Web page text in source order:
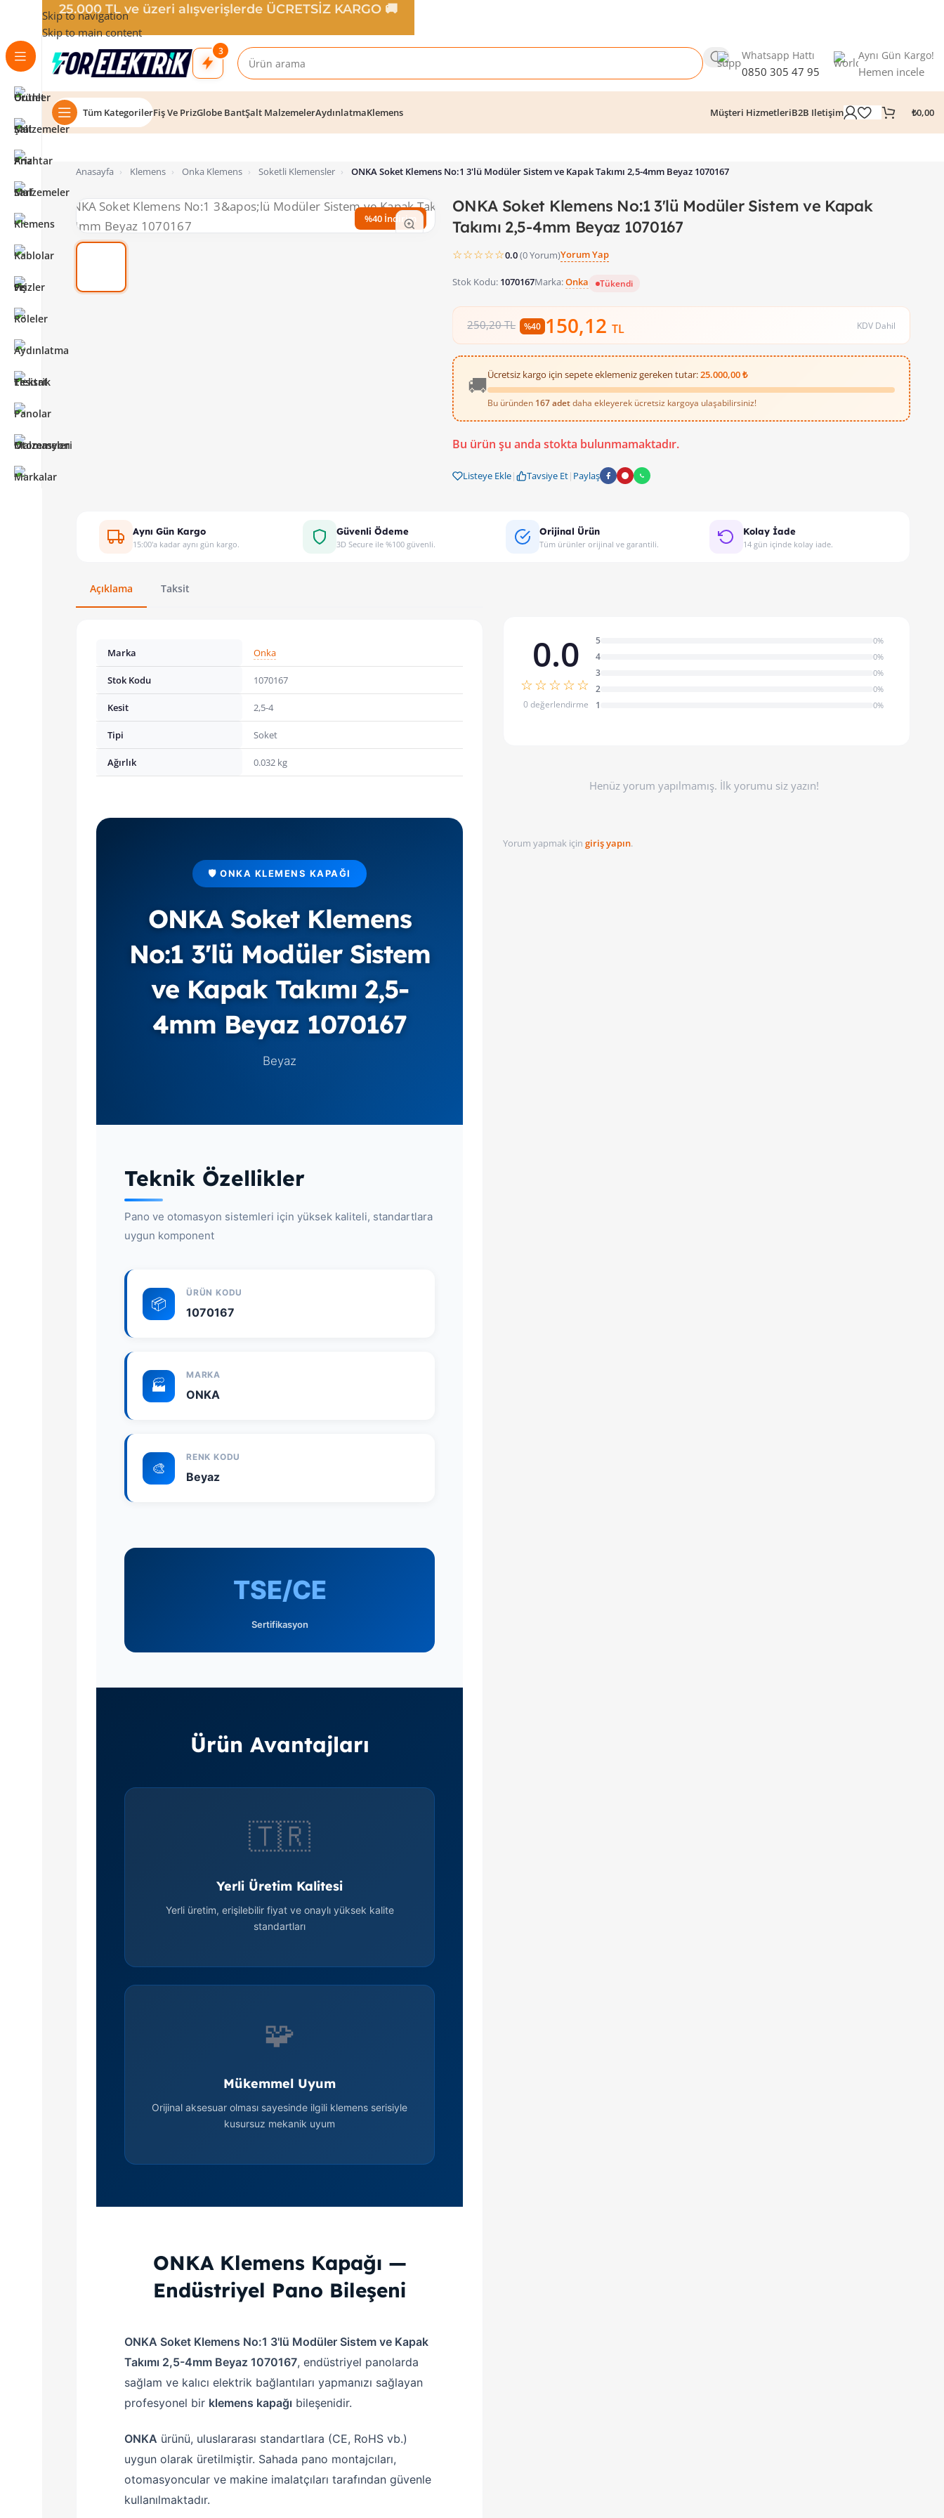
Skip to navigation
Skip to main content
3 Whatsapp Hattı
0850 305 47 95
Aynı Gün Kargo!
Hemen incele
Tüm KategorilerFiş Ve PrizGlobe BantŞalt MalzemelerAydınlatmaKlemens Müşteri HizmetleriB2B Iletişim ₺0,00
Anasayfa › Klemens › Onka Klemens › Soketli Klemensler › ONKA Soket Klemens No:1 3'lü Modüler Sistem ve Kapak Takımı 2,5-4mm Beyaz 1070167
%40 İndirim
ONKA Soket Klemens No:1 3'lü Modüler Sistem ve Kapak
Takımı 2,5-4mm Beyaz 1070167
☆☆☆☆☆0.0(0 Yorum)Yorum Yap
Stok Kodu: 1070167Marka:Onka Tükendi
250,20 TL %40 150,12TL KDV Dahil
🚚Ücretsiz kargo için sepete eklemeniz gereken tutar:25.000,00 ₺
Bu üründen 167 adetdaha ekleyerek ücretsiz kargoya ulaşabilirsiniz!
Onka Modüler Sistem Soket Klemens ve Soket Takımı 1070167 , elektrik bağlantılarınızı daha düzenli
Bu ürün şu anda stokta bulunmamaktadır.
Listeye Ekle| Tavsiye Et| Paylaş
Aynı Gün Kargo
15:00'a kadar aynı gün kargo.
Güvenli Ödeme
3D Secure ile %100 güvenli.
Orijinal Ürün
Tüm ürünler orijinal ve garantili.
Kolay İade
14 gün içinde kolay iade.
Açıklama Taksit
Marka Onka
Stok Kodu 1070167
Kesit 2,5-4
Tipi Soket
Ağırlık 0.032 kg
🛡️ ONKA KLEMENS KAPAĞI
ONKA Soket Klemens
No:1 3'lü Modüler Sistem
ve Kapak Takımı 2,5-
4mm Beyaz 1070167
Beyaz
Teknik Özellikler
Pano ve otomasyon sistemleri için yüksek kaliteli, standartlara
uygun komponent
📦
ÜRÜN KODU
1070167
🏭
MARKA
ONKA
🎨
RENK KODU
Beyaz
TSE/CE
Sertifikasyon
Ürün Avantajları
🇹🇷
Yerli Üretim Kalitesi
Yerli üretim, erişilebilir fiyat ve onaylı yüksek kalite
standartları
🧩
Mükemmel Uyum
Orijinal aksesuar olması sayesinde ilgili klemens serisiyle
kusursuz mekanik uyum
ONKA Klemens Kapağı —
Endüstriyel Pano Bileşeni
ONKA Soket Klemens No:1 3'lü Modüler Sistem ve Kapak
Takımı 2,5-4mm Beyaz 1070167, endüstriyel panolarda
sağlam ve kalıcı elektrik bağlantıları yapmanızı sağlayan
profesyonel bir klemens kapağı bileşenidir.
ONKA ürünü, uluslararası standartlara (CE, RoHS vb.)
uygun olarak üretilmiştir. Sahada pano montajcıları,
otomasyoncular ve makine imalatçıları tarafından güvenle
kullanılmaktadır.
0.0
☆☆☆☆☆
0 değerlendirme
5 0%
4 0%
3 0%
2 0%
1 0%
Henüz yorum yapılmamış. İlk yorumu siz yazın!
Yorum yapmak için giriş yapın.
25.000 TL ve üzeri alışverişlerde ÜCRETSİZ KARGO 🚚